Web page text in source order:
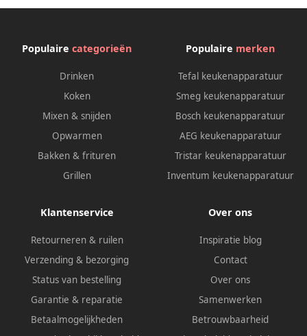
Populaire categorieën
Drinken
Koken
Mixen & snijden
Opwarmen
Bakken & frituren
Grillen
Populaire merken
Tefal keukenapparatuur
Smeg keukenapparatuur
Bosch keukenapparatuur
AEG keukenapparatuur
Tristar keukenapparatuur
Inventum keukenapparatuur
Klantenservice
Retourneren & ruilen
Verzending & bezorging
Status van bestelling
Garantie & reparatie
Betaalmogelijkheden
Over ons
Inspiratie blog
Contact
Over ons
Samenwerken
Betrouwbaarheid